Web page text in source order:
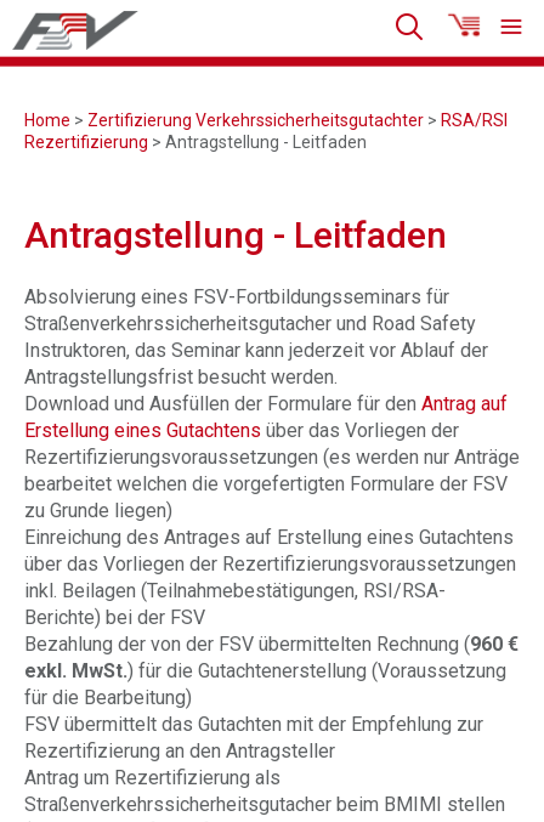
Home > Zertifizierung Verkehrssicherheitsgutachter > RSA/RSI
Rezertifizierung > Antragstellung - Leitfaden
Antragstellung - Leitfaden
Absolvierung eines FSV-Fortbildungsseminars für
Straßenverkehrssicherheitsgutacher und Road Safety
Instruktoren, das Seminar kann jederzeit vor Ablauf der
Antragstellungsfrist besucht werden.
Download und Ausfüllen der Formulare für den Antrag auf
Erstellung eines Gutachtens über das Vorliegen der
Rezertifizierungsvoraussetzungen (es werden nur Anträge
bearbeitet welchen die vorgefertigten Formulare der FSV
zu Grunde liegen)
Einreichung des Antrages auf Erstellung eines Gutachtens
über das Vorliegen der Rezertifizierungsvoraussetzungen
inkl. Beilagen (Teilnahmebestätigungen, RSI/RSA-
Berichte) bei der FSV
Bezahlung der von der FSV übermittelten Rechnung (960 €
exkl. MwSt.) für die Gutachtenerstellung (Voraussetzung
für die Bearbeitung)
FSV übermittelt das Gutachten mit der Empfehlung zur
Rezertifizierung an den Antragsteller
Antrag um Rezertifizierung als
Straßenverkehrssicherheitsgutacher beim BMIMI stellen